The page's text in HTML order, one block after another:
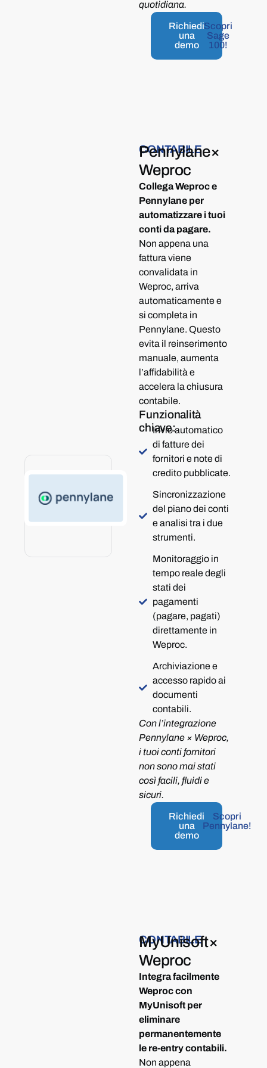
quotidiana.
Richiedi
una
demo
Scopri
Sage
100!
CONTABILE
Pennylane×
Weproc
Collega Weproc e
Pennylane per
automatizzare i tuoi
conti da pagare.
Non appena una
fattura viene
convalidata in
Weproc, arriva
automaticamente e
si completa in
Pennylane. Questo
evita il reinserimento
manuale, aumenta
l’affidabilità e
accelera la chiusura
contabile.
Funzionalità
chiave:
Invio automatico
di fatture dei
fornitori e note di
credito pubblicate.
Sincronizzazione
del piano dei conti
e analisi tra i due
strumenti.
Monitoraggio in
tempo reale degli
stati dei
pagamenti
(pagare, pagati)
direttamente in
Weproc.
Archiviazione e
accesso rapido ai
documenti
contabili.
Con l’integrazione
Pennylane × Weproc,
i tuoi conti fornitori
non sono mai stati
così facili, fluidi e
sicuri.
Richiedi
una
demo
Scopri
Pennylane!
CONTABILE
MyUnisoft×
Weproc
Integra facilmente
Weproc con
MyUnisoft per
eliminare
permanentemente
le re-entry contabili.
Non appena